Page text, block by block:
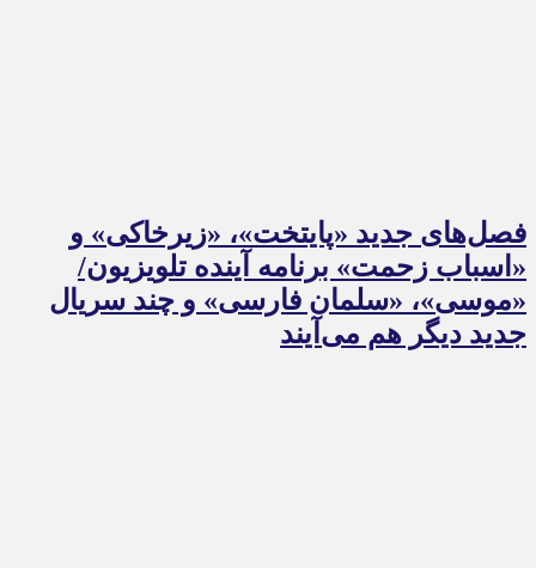
فصل‌های جدید «پایتخت»، «زیرخاکی» و
«اسباب زحمت» برنامه آینده تلویزیون/
«موسی»، «سلمان فارسی» و چند سریال
جدید دیگر هم می‌آیند